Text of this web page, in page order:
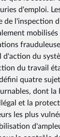
d'emploi.
de l'inspection
d'action du
du travail
quatre
dont la
et la
les plus